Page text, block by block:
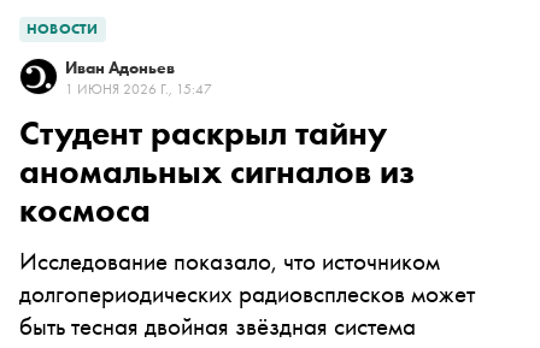
НОВОСТИ
Иван Адоньев
1 ИЮНЯ 2026 Г., 15:47
Студент раскрыл тайну
аномальных сигналов из
космоса
Исследование показало, что источником
долгопериодических радиовсплесков может
быть тесная двойная звёздная система